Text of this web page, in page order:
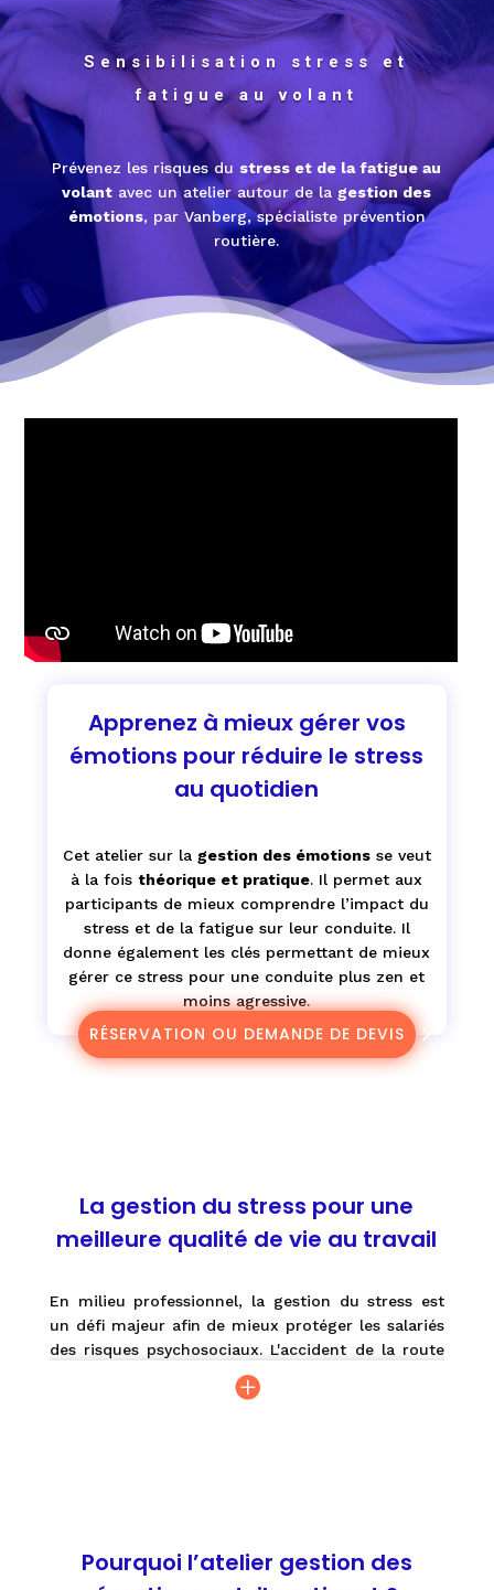
Sensibilisation stress et
fatigue au volant
Prévenez les risques du stress et de la fatigue au
volant avec un atelier autour de la gestion des
émotions, par Vanberg, spécialiste prévention
routière.
Apprenez à mieux gérer vos
émotions pour réduire le stress
au quotidien
Cet atelier sur la gestion des émotionsse veut
à la foisthéorique et pratique. Il permet aux
participants de mieux comprendre l’impact du
stress et de la fatigue sur leur conduite. Il
donne également les clés permettant de mieux
gérer ce stress pour une conduite plus zen et
moins agressive.
RÉSERVATION OU DEMANDE DE DEVIS
La gestion du stress pour une
meilleure qualité de vie au travail
En milieu professionnel, la gestion du stress est
un défi majeur afin de mieux protéger les salariés
des risques psychosociaux. L'accident de la route
ne relève pas toujours d'une prise de risque
volontaire, les émotions peuvent parfois affecter
conducteurs : surprise, peur, honte, déception,
énervement, impatience, inquiétude, frustration,
Pourquoi l’atelier gestion des